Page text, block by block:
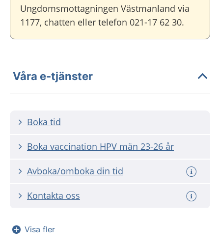
Ungdomsmottagningen Västmanland via
1177, chatten eller telefon 021-17 62 30.
Våra e-tjänster
Boka tid
Boka vaccination HPV män 23-26 år
Avboka/omboka din tid
Kontakta oss
Visa fler